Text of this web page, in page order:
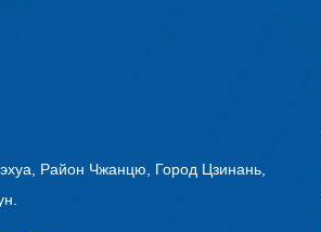
Район Чжанцю, Город Цзинань,